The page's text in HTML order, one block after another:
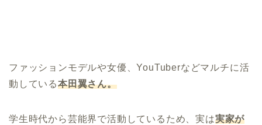
ファッションモデルや女優、YouTuberなどマルチに活
動している本田翼さん。
学生時代から芸能界で活動しているため、実は実家が